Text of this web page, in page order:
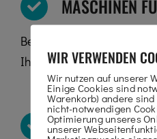
MASCHINEN
Bei uns finden Sie die
Ihren Arbeitsbereich.
STETS
WIR VERWENDEN
Wir nutzen auf unserer
Einige Cookies sind
Warenkorb) andere
nicht-notwendigen
Optimierung unseres
unserer